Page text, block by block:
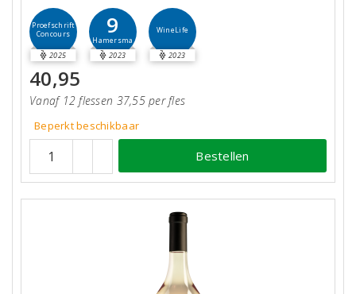
Proefschrift
Concours
2025
9
Hamersma
2023
WineLife
2023
40,95
Vanaf 12 flessen 37,55 per fles
Beperkt beschikbaar
Bestellen